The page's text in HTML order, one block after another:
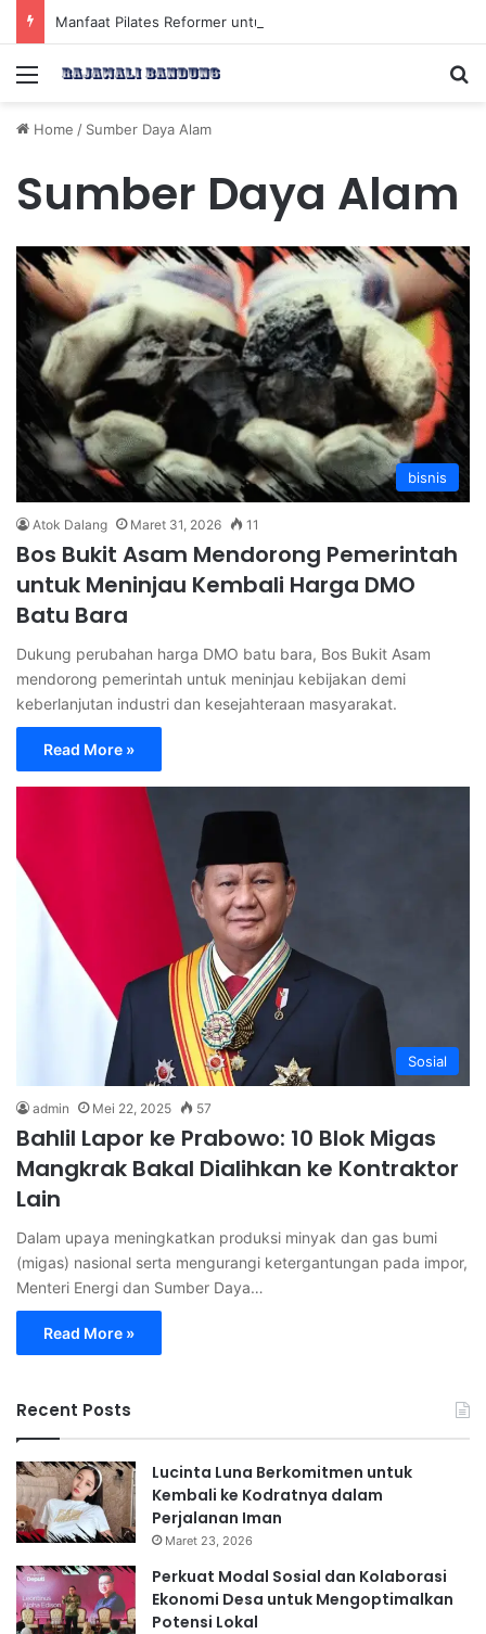
Menu
Home / Sumber Daya Alam
Sumber Daya Alam
bisnis
Atok Dalang Maret 31, 2026 11
Bos Bukit Asam Mendorong Pemerintah
untuk Meninjau Kembali Harga DMO
Batu Bara
Dukung perubahan harga DMO batu bara, Bos Bukit Asam
mendorong pemerintah untuk meninjau kebijakan demi
keberlanjutan industri dan kesejahteraan masyarakat.
Read More »
Sosial
admin Mei 22, 2025 57
Bahlil Lapor ke Prabowo: 10 Blok Migas
Mangkrak Bakal Dialihkan ke Kontraktor
Lain
Dalam upaya meningkatkan produksi minyak dan gas bumi
(migas) nasional serta mengurangi ketergantungan pada impor,
Menteri Energi dan Sumber Daya…
Read More »
Recent Posts
Lucinta Luna Berkomitmen untuk
Kembali ke Kodratnya dalam
Perjalanan Iman
Maret 23, 2026
Perkuat Modal Sosial dan Kolaborasi
Ekonomi Desa untuk Mengoptimalkan
Potensi Lokal